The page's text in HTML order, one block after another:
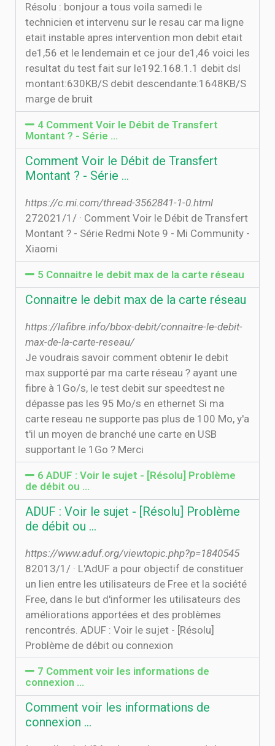
Résolu : bonjour a tous voila samedi le
technicien et intervenu sur le resau car ma ligne
etait instable apres intervention mon debit etait
de1,56 et le lendemain et ce jour de1,46 voici les
resultat du test fait sur le192.168.1.1 debit dsl
montant:630KB/S debit descendante:1648KB/S
marge de bruit
4 Comment Voir le Débit de Transfert
Montant ? - Série …
Comment Voir le Débit de Transfert
Montant ? - Série …
https://c.mi.com/thread-3562841-1-0.html
27‏‏/1‏‏/2021 · Comment Voir le Débit de Transfert
Montant ? - Série Redmi Note 9 - Mi Community -
Xiaomi
5 Connaitre le debit max de la carte réseau
Connaitre le debit max de la carte réseau
https://lafibre.info/bbox-debit/connaitre-le-debit-
max-de-la-carte-reseau/
Je voudrais savoir comment obtenir le debit
max supporté par ma carte réseau ? ayant une
fibre à 1Go/s, le test debit sur speedtest ne
dépasse pas les 95 Mo/s en ethernet Si ma
carte reseau ne supporte pas plus de 100 Mo, y'a
t'il un moyen de branché une carte en USB
supportant le 1Go ? Merci
6 ADUF : Voir le sujet - [Résolu] Problème
de débit ou …
ADUF : Voir le sujet - [Résolu] Problème
de débit ou …
https://www.aduf.org/viewtopic.php?p=1840545
8‏‏/1‏‏/2013 · L'AdUF a pour objectif de constituer
un lien entre les utilisateurs de Free et la société
Free, dans le but d'informer les utilisateurs des
améliorations apportées et des problèmes
rencontrés. ADUF : Voir le sujet - [Résolu]
Problème de débit ou connexion
7 Comment voir les informations de
connexion …
Comment voir les informations de
connexion …